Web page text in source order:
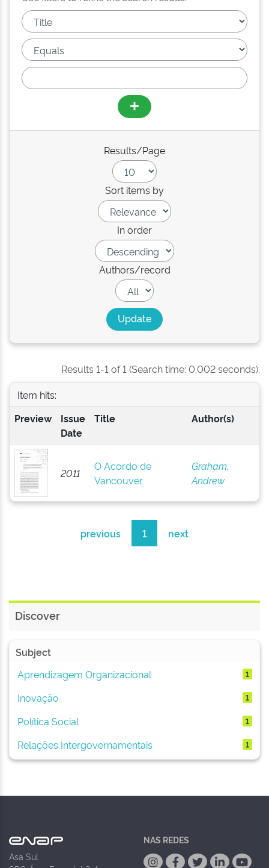
Results/Page
Sort items by
In order
Authors/record
Results 1-1 of 1 (Search time: 0.002 seconds).
Item hits:
Preview
Issue
Date
Title Author(s)
2011
O Acordo de
Vancouver
Graham,
Andrew
previous 1 next
Discover
Subject
Aprendizagem Organizacional
1
Inovação 1
Política Social 1
Relações Intergovernamentais 1
Asa Sul
NAS REDES